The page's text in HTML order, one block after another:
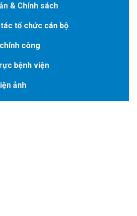
& Chính sách
tổ chức cán bộ
công
bệnh viện
ảnh